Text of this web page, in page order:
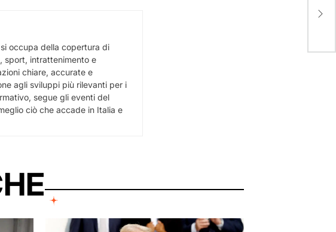
occupa della copertura di
sport, intrattenimento e
chiare, accurate e
agli sviluppi più rilevanti per i
segue gli eventi del
ciò che accade in Italia e